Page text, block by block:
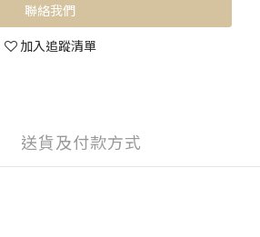
聯絡我們
加入追蹤清單
送貨及付款方式